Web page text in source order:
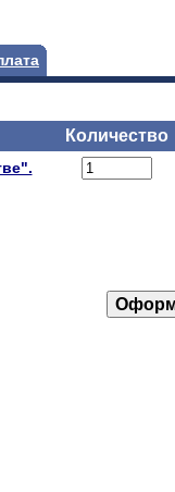
Количество